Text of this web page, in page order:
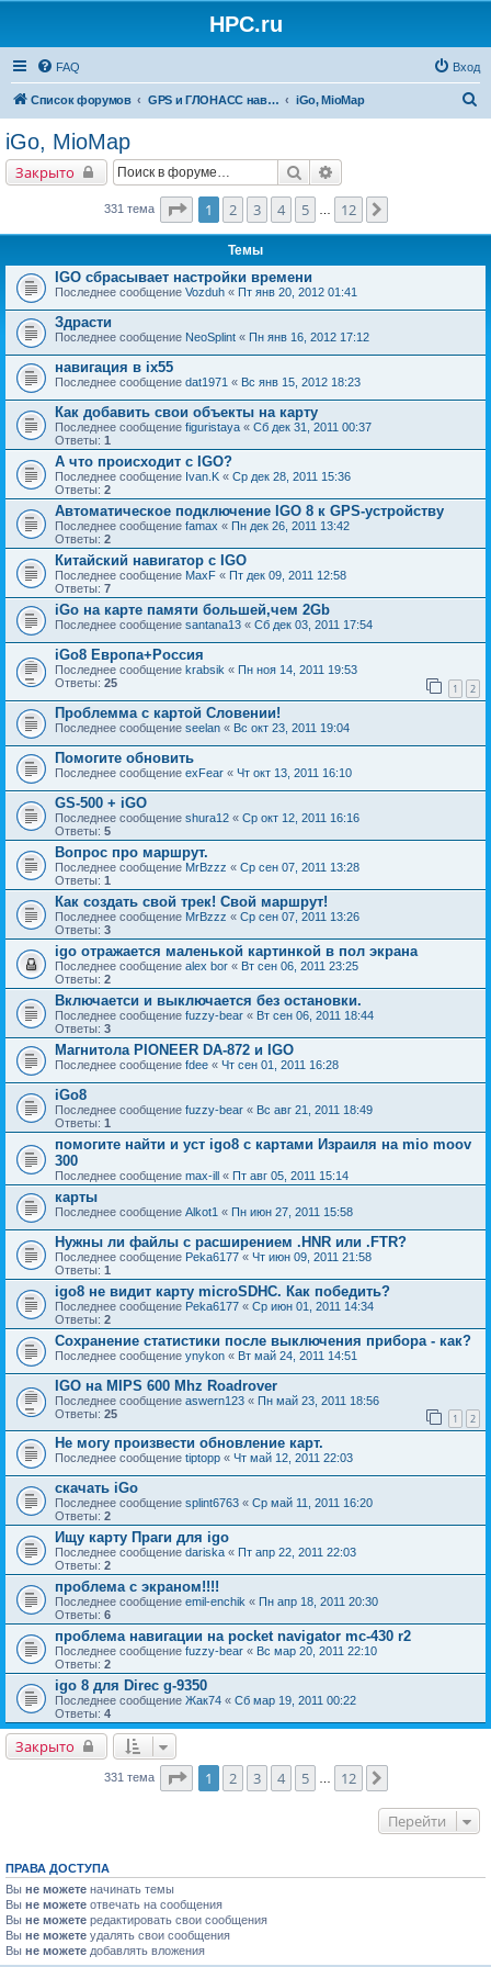
HPC.ru
FAQ Вход
Список форумов GPS и ГЛОНАСС навигация и оборудование для навигации iGo, MioMap
iGo, MioMap
Закрыто Поиск
331 тема Страница1 из
1 2 3 4 5 12
Темы
IGO сбрасывает настройки времени
Последнее сообщение Vozduh « Пт янв 20, 2012 01:41
Здрасти
Последнее сообщение NeoSplint « Пн янв 16, 2012 17:12
навигация в ix55
Последнее сообщение dat1971 « Вс янв 15, 2012 18:23
Как добавить свои объекты на карту
Последнее сообщение figuristaya « Сб дек 31, 2011 00:37
Ответы: 1
А что происходит с IGO?
Последнее сообщение Ivan.K « Ср дек 28, 2011 15:36
Ответы: 2
Автоматическое подключение IGO 8 к GPS-устройству
Последнее сообщение famax « Пн дек 26, 2011 13:42
Ответы: 2
Китайский навигатор с IGO
Последнее сообщение MaxF « Пт дек 09, 2011 12:58
Ответы: 7
iGo на карте памяти большей,чем 2Gb
Последнее сообщение santana13 « Сб дек 03, 2011 17:54
iGo8 Европа+Россия
Последнее сообщение krabsik « Пн ноя 14, 2011 19:53
Ответы: 25 1 2
Проблемма с картой Словении!
Последнее сообщение seelan « Вс окт 23, 2011 19:04
Помогите обновить
Последнее сообщение exFear « Чт окт 13, 2011 16:10
GS-500 + iGO
Последнее сообщение shura12 « Ср окт 12, 2011 16:16
Ответы: 5
Вопрос про маршрут.
Последнее сообщение MrBzzz « Ср сен 07, 2011 13:28
Ответы: 1
Как создать свой трек! Свой маршрут!
Последнее сообщение MrBzzz « Ср сен 07, 2011 13:26
Ответы: 3
igo отражается маленькой картинкой в пол экрана
Последнее сообщение alex bor « Вт сен 06, 2011 23:25
Ответы: 2
Включаетси и выключается без остановки.
Последнее сообщение fuzzy-bear « Вт сен 06, 2011 18:44
Ответы: 3
Магнитола PIONEER DA-872 и IGO
Последнее сообщение fdee « Чт сен 01, 2011 16:28
iGo8
Последнее сообщение fuzzy-bear « Вс авг 21, 2011 18:49
Ответы: 1
помогите найти и уст igo8 с картами Израиля на mio moov
300
Последнее сообщение max-ill « Пт авг 05, 2011 15:14
карты
Последнее сообщение Alkot1 « Пн июн 27, 2011 15:58
Нужны ли файлы с расширением .HNR или .FTR?
Последнее сообщение Peka6177 « Чт июн 09, 2011 21:58
Ответы: 1
igo8 не видит карту microSDHC. Как победить?
Последнее сообщение Peka6177 « Ср июн 01, 2011 14:34
Ответы: 2
Сохранение статистики после выключения прибора - как?
Последнее сообщение ynykon « Вт май 24, 2011 14:51
IGO на MIPS 600 Mhz Roadrover
Последнее сообщение aswern123 « Пн май 23, 2011 18:56
Ответы: 25 1 2
Не могу произвести обновление карт.
Последнее сообщение tiptopp « Чт май 12, 2011 22:03
скачать iGo
Последнее сообщение splint6763 « Ср май 11, 2011 16:20
Ответы: 2
Ищу карту Праги для igo
Последнее сообщение dariska « Пт апр 22, 2011 22:03
Ответы: 2
проблема с экраном!!!!
Последнее сообщение emil-enchik « Пн апр 18, 2011 20:30
Ответы: 6
проблема навигации на pocket navigator mc-430 r2
Последнее сообщение fuzzy-bear « Вс мар 20, 2011 22:10
Ответы: 2
igo 8 для Direc g-9350
Последнее сообщение Жак74 « Сб мар 19, 2011 00:22
Ответы: 4
Закрыто
331 тема Страница1 из
1 2 3 4 5 12
Перейти
ПРАВА ДОСТУПА
Вы не можете начинать темы
Вы не можете отвечать на сообщения
Вы не можете редактировать свои сообщения
Вы не можете удалять свои сообщения
Вы не можете добавлять вложения